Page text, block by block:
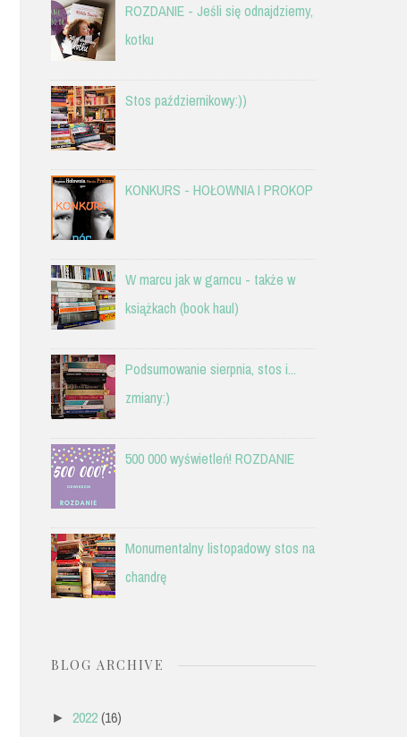
ROZDANIE - Jeśli się odnajdziemy,
kotku
Stos październikowy:))
KONKURS - HOŁOWNIA I PROKOP
W marcu jak w garncu - także w
książkach (book haul)
Podsumowanie sierpnia, stos i...
zmiany:)
500 000 wyświetleń! ROZDANIE
Monumentalny listopadowy stos na
chandrę
BLOG ARCHIVE
► 2022 (16)